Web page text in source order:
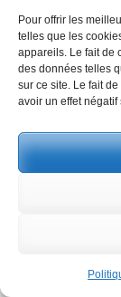
Pour offrir les
telles que les
appareils. Le fait de
des données telles
sur ce site. Le fait
avoir un effet